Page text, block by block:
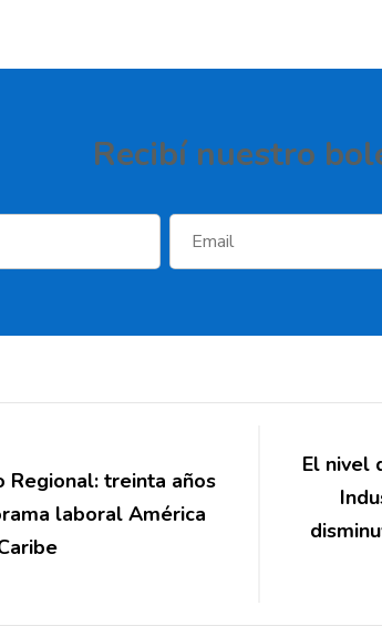
Recibí­ nuestro
Regional: treinta años
laboral América
El nivel